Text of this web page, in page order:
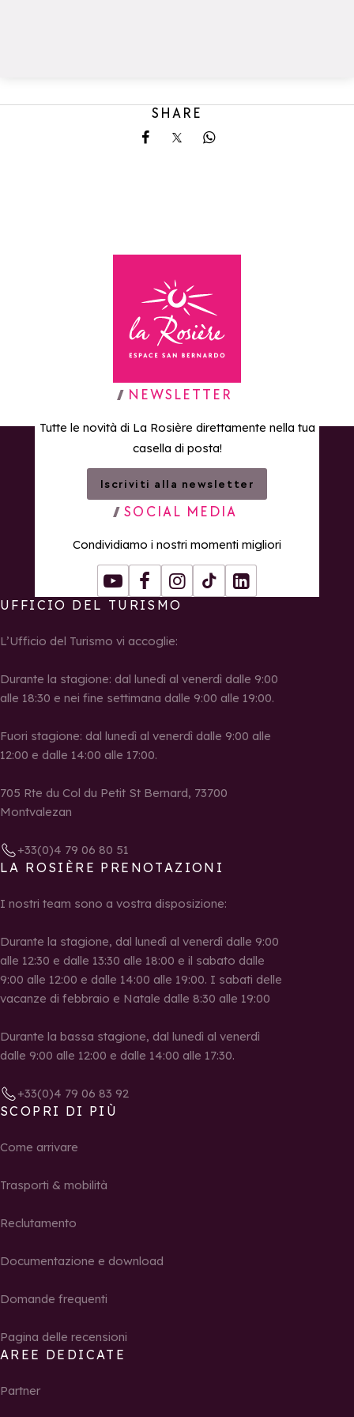
SHARE
Share on Facebook
Share on XShare on Whatsapp
Torna alla home page
NEWSLETTER
Tutte le novità di La Rosière direttamente nella tua
casella di posta!
Iscriviti alla newsletter
SOCIAL MEDIA
Condividiamo i nostri momenti migliori
YoutubeFacebookInstagram
Tiktok LinkedIn
UFFICIO DEL TURISMO
L’Ufficio del Turismo vi accoglie:
Durante la stagione: dal lunedì al venerdì dalle 9:00
alle 18:30 e nei fine settimana dalle 9:00 alle 19:00.
Fuori stagione: dal lunedì al venerdì dalle 9:00 alle
12:00 e dalle 14:00 alle 17:00.
705 Rte du Col du Petit St Bernard, 73700
Montvalezan
+33(0)4 79 06 80 51
LA ROSIÈRE PRENOTAZIONI
I nostri team sono a vostra disposizione:
Durante la stagione, dal lunedì al venerdì dalle 9:00
alle 12:30 e dalle 13:30 alle 18:00 e il sabato dalle
9:00 alle 12:00 e dalle 14:00 alle 19:00. I sabati delle
vacanze di febbraio e Natale dalle 8:30 alle 19:00
Durante la bassa stagione, dal lunedì al venerdì
dalle 9:00 alle 12:00 e dalle 14:00 alle 17:30.
+33(0)4 79 06 83 92
SCOPRI DI PIÙ
Come arrivare
Trasporti & mobilità
Reclutamento
Documentazione e download
Domande frequenti
Pagina delle recensioni
AREE DEDICATE
Partner